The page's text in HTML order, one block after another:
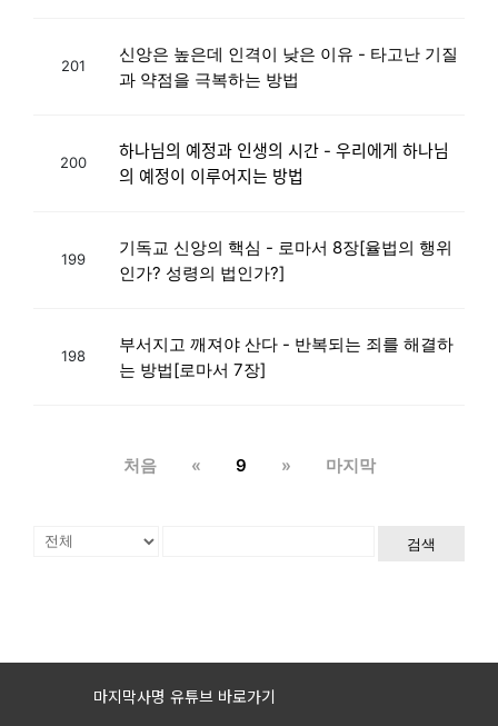
201
신앙은 높은데 인격이 낮은 이유 - 타고난 기질
과 약점을 극복하는 방법
200
하나님의 예정과 인생의 시간 - 우리에게 하나님
의 예정이 이루어지는 방법
199
기독교 신앙의 핵심 - 로마서 8장[율법의 행위
인가? 성령의 법인가?]
198
부서지고 깨져야 산다 - 반복되는 죄를 해결하
는 방법[로마서 7장]
처음 « 9 » 마지막
검색
마지막사명 유튜브 바로가기